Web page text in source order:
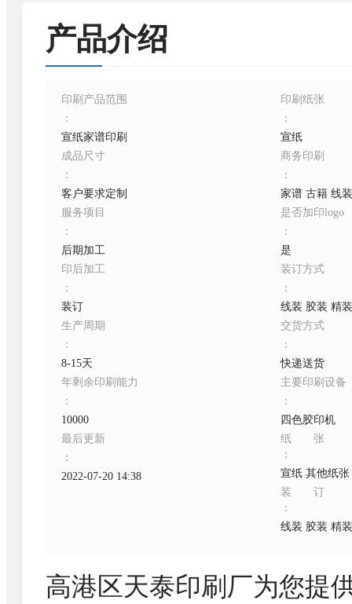
产品介绍
印刷产品范围
：
宣纸家谱印刷
印刷纸张
：
宣纸
成品尺寸
：
客户要求定制
商务印刷
：
家谱 古籍 线
服务项目
：
后期加工
是否加印logo
：
是
印后加工
：
装订
装订方式
：
线装 胶装 精装
生产周期
：
8-15天
交货方式
：
快递送货
年剩余印刷能力
：
10000
主要印刷设备
：
四色胶印机
最后更新
：
2022-07-20 14:38
纸张
：
宣纸 其他纸张
装订
：
线装 胶装 精装
高港区天泰印刷厂为您提